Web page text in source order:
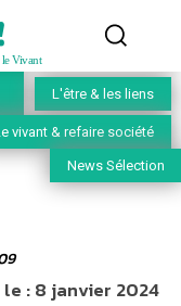
Vivant
L'être & les liens
vivant & refaire société
News Sélection
:8 janvier 2024